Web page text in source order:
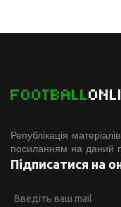
FOOTBALL
Републікація
посиланням на даний
Підписатися на